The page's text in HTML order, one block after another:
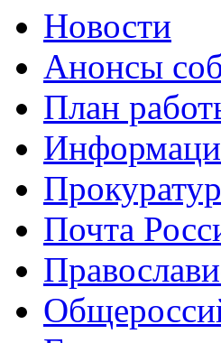
Новости
Анонсы
План
Почта